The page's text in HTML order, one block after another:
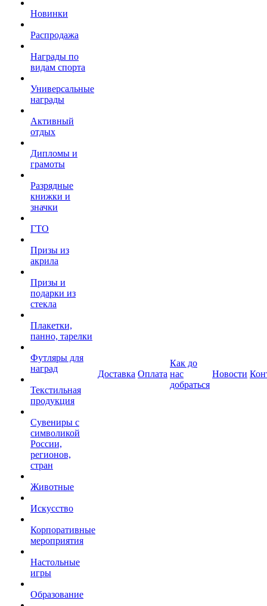
Новинки
Распродажа
Награды по
видам спорта
Универсальные
награды
Активный
отдых
Дипломы и
грамоты
Разрядные
книжки и
значки
ГТО
Призы из
акрила
Призы и
подарки из
стекла
Плакетки,
панно, тарелки
Футляры для
наград
Текстильная
продукция
Сувениры с
символикой
России,
регионов,
стран
Животные
Искусство
Корпоративные
мероприятия
Настольные
игры
Образование
Доставка Оплата
Как до
нас
добраться
Новости